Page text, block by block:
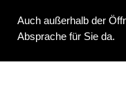
Auch außerhalb der
Absprache für Sie da.